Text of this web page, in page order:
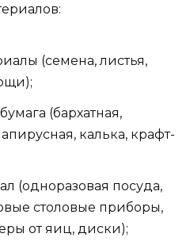
(семена, листья,
(бархатная,
калька, крафт-
(одноразовая посуда,
столовые приборы,
от яиц, диски);